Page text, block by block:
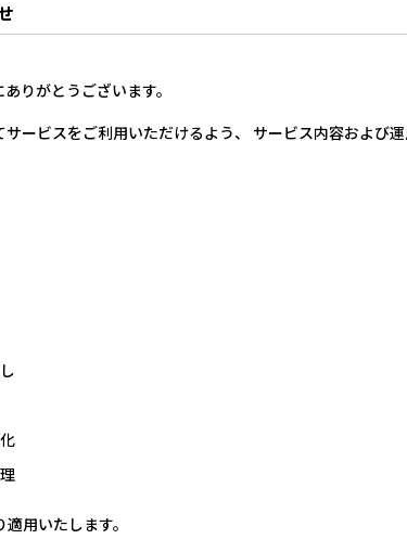
りがとうございます。
ービスをご利用いただけるよう、 サービス内容および
用いたします。